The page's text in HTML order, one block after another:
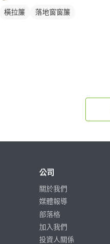
橫拉簾 落地窗窗簾
公司
關於我們
媒體報導
部落格
加入我們
投資人關係